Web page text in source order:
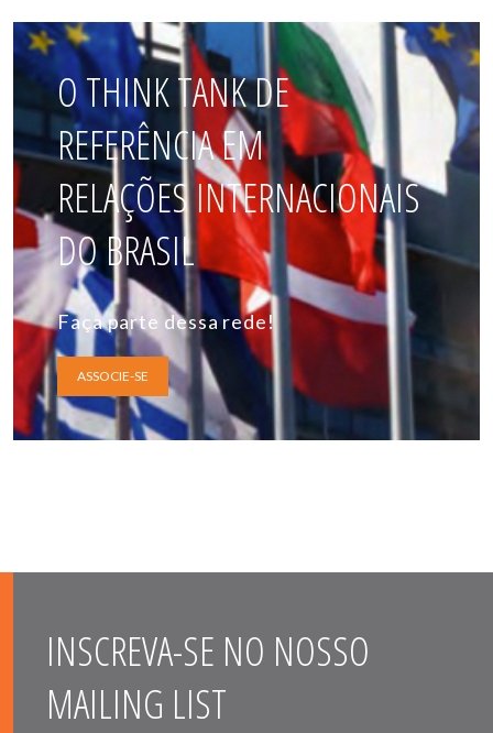
O THINK TANK DE
REFERÊNCIA EM
RELAÇÕES INTERNACIONAIS
DO BRASIL
Faça parte dessa rede!
ASSOCIE-SE
INSCREVA-SE NO NOSSO
MAILING LIST